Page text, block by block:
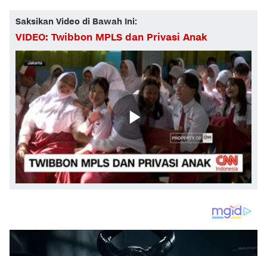
Saksikan Video di Bawah Ini:
VIDEO: Twibbon MPLS dan Privasi Anak